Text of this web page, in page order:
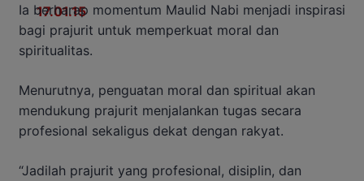
Ia berharap momentum Maulid Nabi menjadi inspirasi
bagi prajurit untuk memperkuat moral dan
spiritualitas.
Menurutnya, penguatan moral dan spiritual akan
mendukung prajurit menjalankan tugas secara
profesional sekaligus dekat dengan rakyat.
“Jadilah prajurit yang profesional, disiplin, dan